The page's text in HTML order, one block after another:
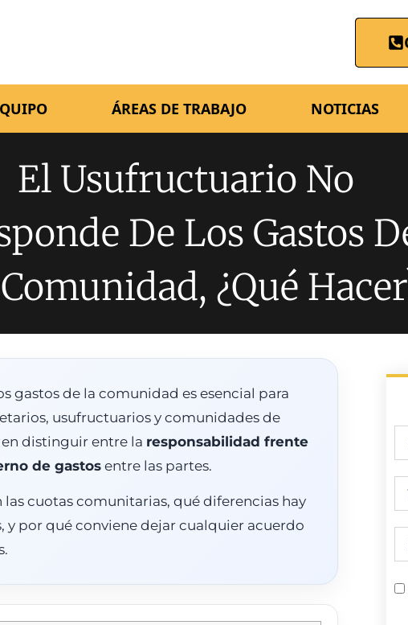
ÁREAS DE TRABAJO NOTICIAS
El Usufructuario No
De Los Gastos
¿qué
gastos de la comunidad es esencial para
usufructuarios y comunidades de
distinguir entre la responsabilidad frente
de gastos entre las partes.
cuotas comunitarias, qué diferencias hay
por qué conviene dejar cualquier acuerdo